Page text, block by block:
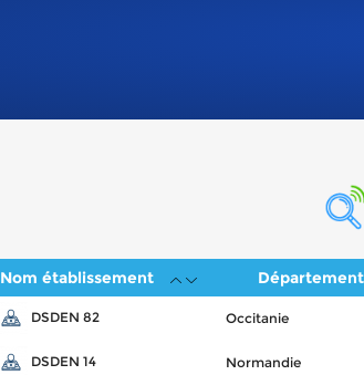
Nom établissement Département
DSDEN 82 Occitanie
DSDEN 14 Normandie